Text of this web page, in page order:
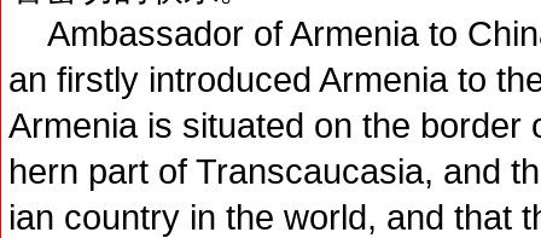
Ambassador of Armenia to
an firstly introduced Armenia to
Armenia is situated on the border
hern part of Transcaucasia, and
ian country in the world, and that